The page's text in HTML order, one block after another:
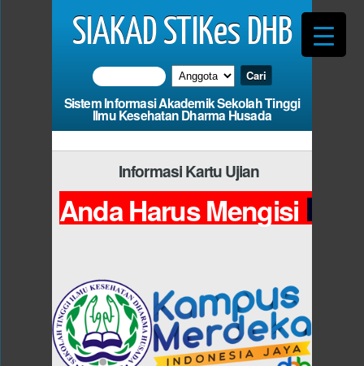
SIAKAD STIKes DHB
Sistem Informasi Akademik Sekolah Tinggi
Ilmu Kesehatan Dharma Husada
Informasi Kartu Ujian
Anda Harus Mengisi